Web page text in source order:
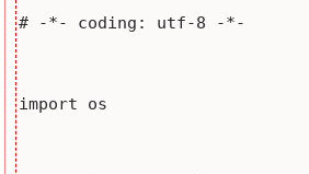
# -*- coding: utf-8 -*-
import os